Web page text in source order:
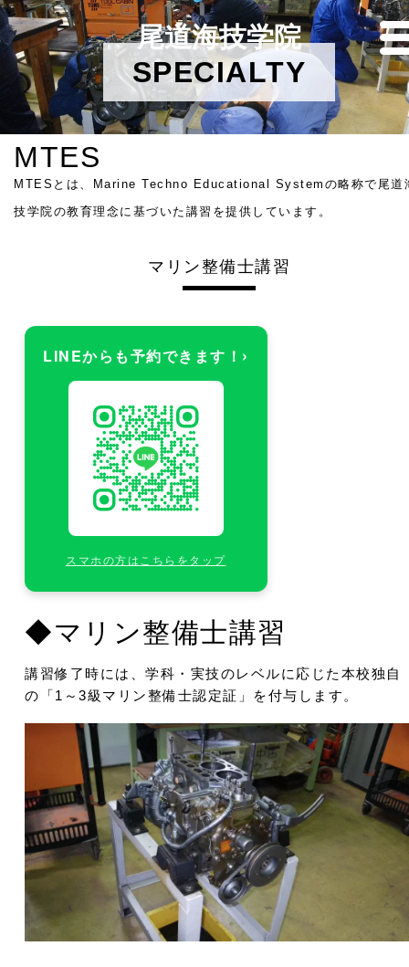
SPECIALTY
MTES
MTESとは、Marine Techno Educational Systemの略称で尾道
技学院の教育理念に基づいた講習を提供しています。
マリン整備士講習
LINEからも予約できます！ ›
スマホの方はこちらをタップ
◆マリン整備士講習
講習修了時には、学科・実技のレベルに応じた本校独自
の「1～3級マリン整備士認定証」を付与します。
尾道海技学院